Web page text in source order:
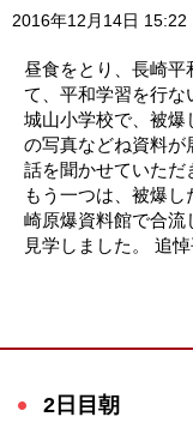
2016年12月14日 15:22
昼食をとり、長崎
て、平和学習を行な
城山小学校で、被爆
の写真などね資料が
話を聞かせていただ
もう一つは、被爆
崎原爆資料館で合流
見学しました。 追
2日目朝